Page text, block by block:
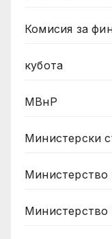
Комисия за
кубота
МВнР
Министерски
Министерство
Министерство